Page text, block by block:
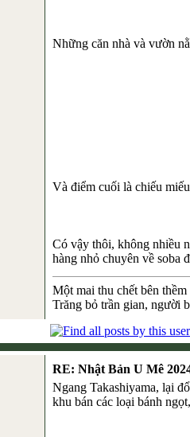
Những căn nhà và vườn
Và điểm cuối là chiếu
Có vậy thôi, không nhiều
hàng nhỏ chuyên về soba
Một mai thu chết bên thềm
Trăng bỏ trần gian, người
RE: Nhật Bản U Mê
Ngang Takashiyama, lại
khu bán các loại bánh